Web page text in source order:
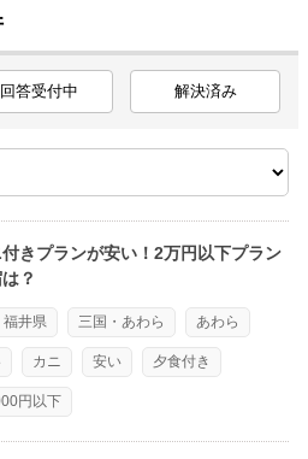
回答受付中 解決済み
きプランが安い！2万円以下プラン
？
福井県 三国・あわら あわら
カニ 安い 夕食付き
円以下